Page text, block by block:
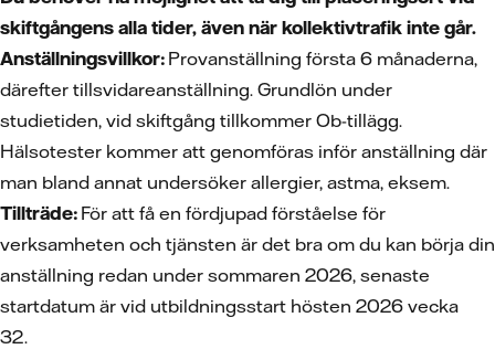
skiftgångens alla tider, även när kollektivtrafik inte går.
Anställningsvillkor: Provanställning första 6 månaderna,
därefter tillsvidareanställning. Grundlön under
studietiden, vid skiftgång tillkommer Ob-tillägg.
Hälsotester kommer att genomföras inför anställning där
man bland annat undersöker allergier, astma, eksem.
Tillträde: För att få en fördjupad förståelse för
verksamheten och tjänsten är det bra om du kan börja din
anställning redan under sommaren 2026, senaste
startdatum är vid utbildningsstart hösten 2026 vecka
32.